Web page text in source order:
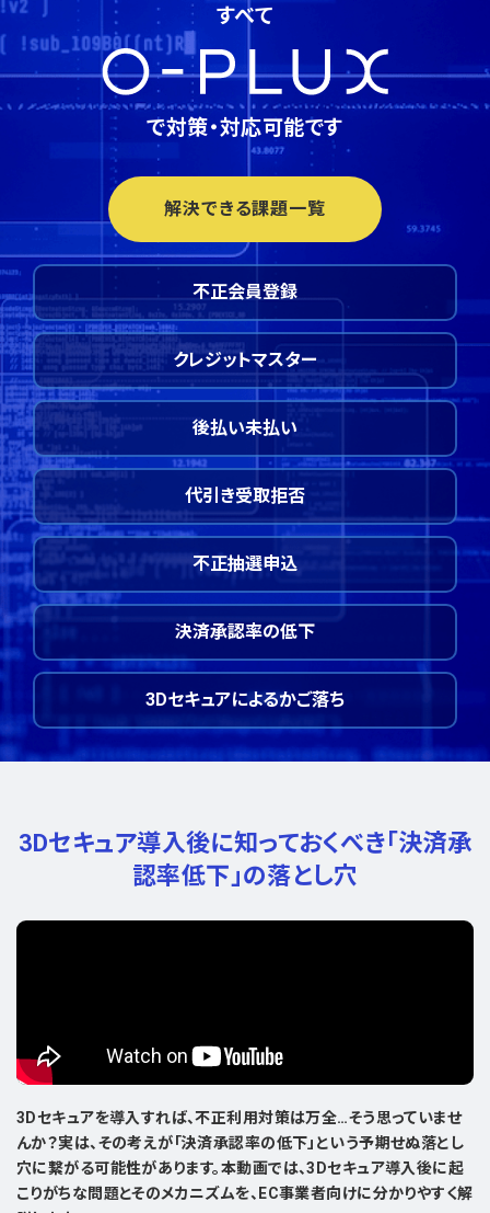
すべて
で対策・対応可能です
解決できる課題一覧
不正会員登録
クレジットマスター
後払い未払い
代引き受取拒否
不正抽選申込
決済承認率の低下
3Dセキュアによるかご落ち
3Dセキュア導入後に知っておくべき「決済承
認率低下」の落とし穴
3Dセキュアを導入すれば、不正利用対策は万全…そう思っていませ
んか？実は、その考えが「決済承認率の低下」という予期せぬ落とし
穴に繋がる可能性があります。本動画では、3Dセキュア導入後に起
こりがちな問題とそのメカニズムを、EC事業者向けに分かりやすく解